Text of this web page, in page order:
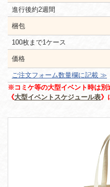
進行後約2週間
梱包
100枚まで1ケース
価格
ご注文フォーム数量欄に記載 ≫
※コミケ等の大型イベント時は別
《大型イベントスケジュール表》